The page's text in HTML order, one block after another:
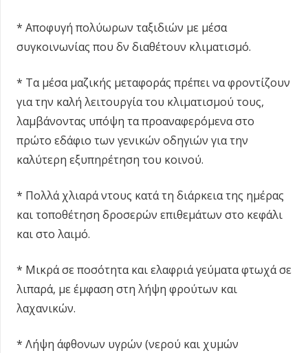
* Αποφυγή πολύωρων ταξιδιών με μέσα
συγκοινωνίας που δν διαθέτουν κλιματισμό.
* Τα μέσα μαζικής μεταφοράς πρέπει να φροντίζουν
για την καλή λειτουργία του κλιματισμού τους,
λαμβάνοντας υπόψη τα προαναφερόμενα στο
πρώτο εδάφιο των γενικών οδηγιών για την
καλύτερη εξυπηρέτηση του κοινού.
* Πολλά χλιαρά ντους κατά τη διάρκεια της ημέρας
και τοποθέτηση δροσερών επιθεμάτων στο κεφάλι
και στο λαιμό.
* Μικρά σε ποσότητα και ελαφριά γεύματα φτωχά σε
λιπαρά, με έμφαση στη λήψη φρούτων και
λαχανικών.
* Λήψη άφθονων υγρών (νερού και χυμών